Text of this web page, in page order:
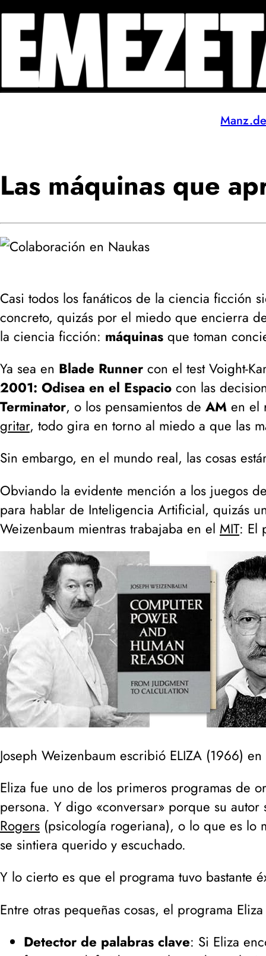
Las máquinas que
Casi todos los fanáticos de la ciencia ficción
concreto, quizás por el miedo que encierra
la ciencia ficción: máquinas que toman
Ya sea en Blade Runner con el test Voight-
2001: Odisea en el Espacio con las
Terminator, o los pensamientos de AM en el
gritar, todo gira en torno al miedo a que las
Sin embargo, en el mundo real, las cosas
Obviando la evidente mención a los juegos
para hablar de Inteligencia Artificial, quizás
Weizenbaum mientras trabajaba en el MIT: El
Joseph Weizenbaum escribió ELIZA (1966) en
Eliza fue uno de los primeros programas de
persona. Y digo «conversar» porque su
Rogers (psicología rogeriana), o lo que es lo
se sintiera querido y escuchado.
Y lo cierto es que el programa tuvo bastante
Entre otras pequeñas cosas, el programa
Detector de palabras clave: Si Eliza